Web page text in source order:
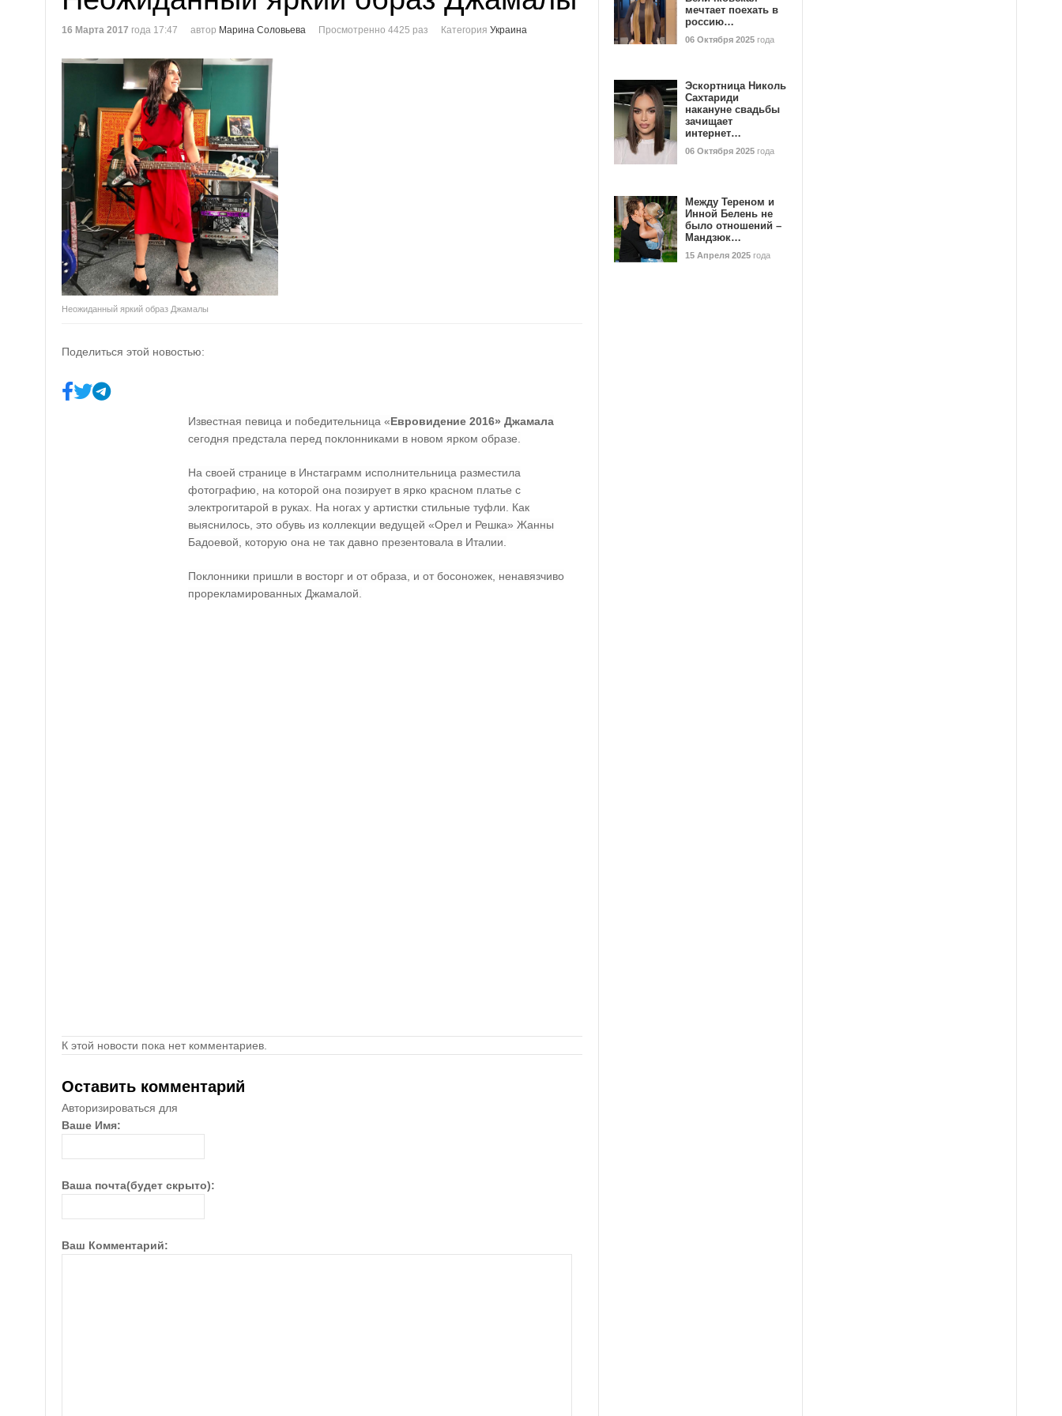
16 Марта 2017 года 17:47 автор Марина Соловьева Просмотренно 4425 раз Категория Украина
Неожиданный яркий образ Джамалы
Поделиться этой новостью:
Известная певица и победительница «Евровидение 2016» Джамала
сегодня предстала перед поклонниками в новом ярком образе.
На своей странице в Инстаграмм исполнительница разместила
фотографию, на которой она позирует в ярко красном платье с
электрогитарой в руках. На ногах у артистки стильные туфли. Как
выяснилось, это обувь из коллекции ведущей «Орел и Решка» Жанны
Бадоевой, которую она не так давно презентовала в Италии.
Поклонники пришли в восторг и от образа, и от босоножек, ненавязчиво
прорекламированных Джамалой.
К этой новости пока нет комментариев.
Оставить комментарий
Авторизироваться для
Ваше Имя:
Ваша почта(будет скрыто):
Ваш Комментарий:
мечтает поехать в
россию…
06 Октября 2025 года
Эскортница Николь
Сахтариди
накануне свадьбы
зачищает
интернет…
06 Октября 2025 года
Между Тереном и
Инной Белень не
было отношений –
Мандзюк…
15 Апреля 2025 года